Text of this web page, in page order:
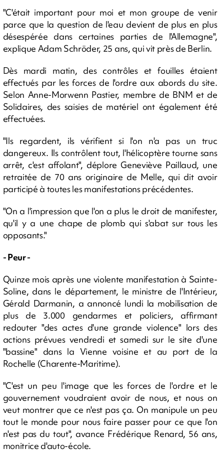
"C'était important pour moi et mon groupe de venir
parce que la question de l'eau devient de plus en plus
désespérée dans certaines parties de l'Allemagne",
explique Adam Schröder, 25 ans, qui vit près de Berlin.
Dès mardi matin, des contrôles et fouilles étaient
effectués par les forces de l'ordre aux abords du site.
Selon Anne-Morwenn Pastier, membre de BNM et de
Solidaires, des saisies de matériel ont également été
effectuées.
"Ils regardent, ils vérifient si l'on n'a pas un truc
dangereux. Ils contrôlent tout, l'hélicoptère tourne sans
arrêt, c'est affolant", déplore Geneviève Paillaud, une
retraitée de 70 ans originaire de Melle, qui dit avoir
participé à toutes les manifestations précédentes.
"On a l'impression que l'on a plus le droit de manifester,
qu'il y a une chape de plomb qui s'abat sur tous les
opposants."
- Peur -
Quinze mois après une violente manifestation à Sainte-
Soline, dans le département, le ministre de l'Intérieur,
Gérald Darmanin, a annoncé lundi la mobilisation de
plus de 3.000 gendarmes et policiers, affirmant
redouter "des actes d'une grande violence" lors des
actions prévues vendredi et samedi sur le site d'une
"bassine" dans la Vienne voisine et au port de la
Rochelle (Charente-Maritime).
"C'est un peu l'image que les forces de l'ordre et le
gouvernement voudraient avoir de nous, et nous on
veut montrer que ce n'est pas ça. On manipule un peu
tout le monde pour nous faire passer pour ce que l'on
n'est pas du tout", avance Frédérique Renard, 56 ans,
monitrice d'auto-école.